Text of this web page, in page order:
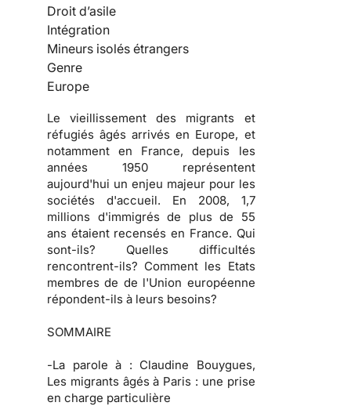
Droit d’asile
Intégration
Mineurs isolés étrangers
Genre
Europe
Le vieillissement des migrants et
réfugiés âgés arrivés en Europe, et
notamment en France, depuis les
années 1950 représentent
aujourd'hui un enjeu majeur pour les
sociétés d'accueil. En 2008, 1,7
millions d'immigrés de plus de 55
ans étaient recensés en France. Qui
sont-ils? Quelles difficultés
rencontrent-ils? Comment les Etats
membres de de l'Union européenne
répondent-ils à leurs besoins?
SOMMAIRE
-La parole à : Claudine Bouygues,
Les migrants âgés à Paris : une prise
en charge particulière